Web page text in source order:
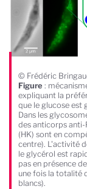
© Frédéric
Figure :
expliquant la
que le glucose est
Dans les
des anticorps anti-
(HK) sont en
centre). L'activité
le glycérol est
pas en présence
une fois la totalité
blancs).